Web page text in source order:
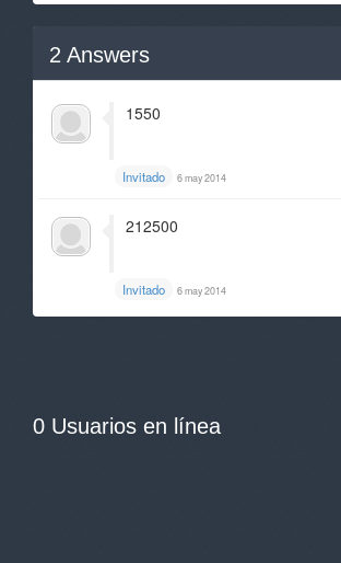
2 Answers
1550
Invitado 6 may 2014
212500
Invitado 6 may 2014
0 Usuarios en línea